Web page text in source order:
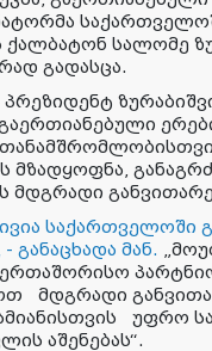
ქალბატონ სალომე
გადასცა.
პრეზიდენტ
მზადყოფნა ,
მდგრადი
საქართველოში
განაცხადა მან.
მდგრადი
უფრო
აშენებას“.